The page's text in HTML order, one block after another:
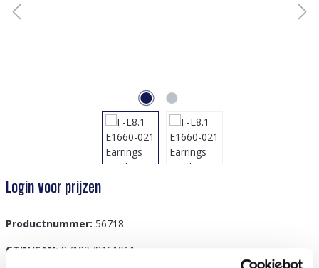
Login voor prijzen
Productnummer: 56718
GTIN/EAN: 8719978161911